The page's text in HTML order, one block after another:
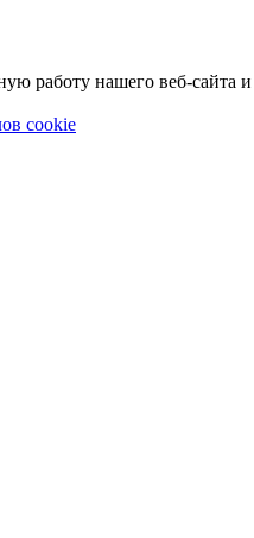
работу нашего веб-сайта и
cookie